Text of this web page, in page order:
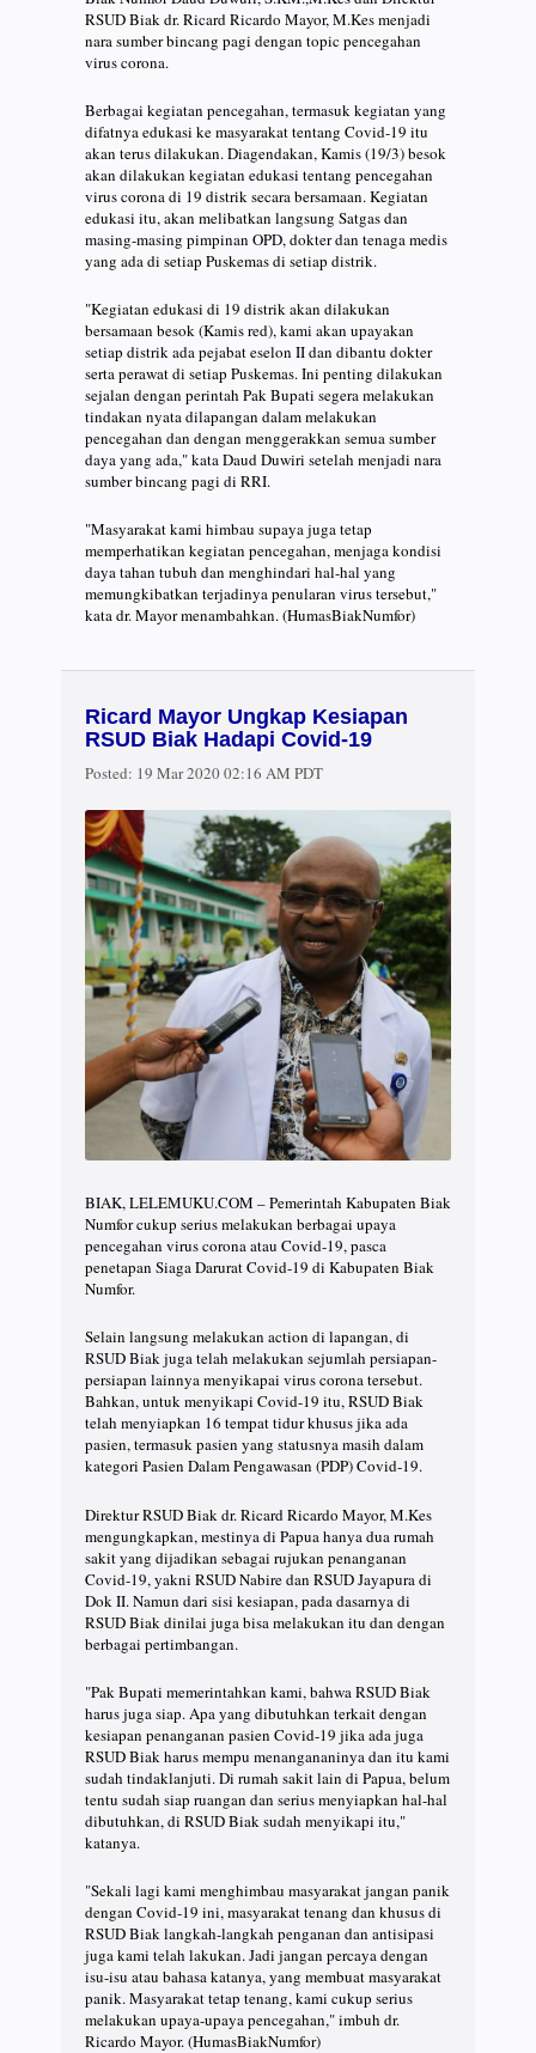
RSUD Biak dr. Ricard Ricardo Mayor, M.Kes menjadi
nara sumber bincang pagi dengan topic pencegahan
virus corona.
Berbagai kegiatan pencegahan, termasuk kegiatan yang
difatnya edukasi ke masyarakat tentang Covid-19 itu
akan terus dilakukan. Diagendakan, Kamis (19/3) besok
akan dilakukan kegiatan edukasi tentang pencegahan
virus corona di 19 distrik secara bersamaan. Kegiatan
edukasi itu, akan melibatkan langsung Satgas dan
masing-masing pimpinan OPD, dokter dan tenaga medis
yang ada di setiap Puskemas di setiap distrik.
"Kegiatan edukasi di 19 distrik akan dilakukan
bersamaan besok (Kamis red), kami akan upayakan
setiap distrik ada pejabat eselon II dan dibantu dokter
serta perawat di setiap Puskemas. Ini penting dilakukan
sejalan dengan perintah Pak Bupati segera melakukan
tindakan nyata dilapangan dalam melakukan
pencegahan dan dengan menggerakkan semua sumber
daya yang ada," kata Daud Duwiri setelah menjadi nara
sumber bincang pagi di RRI.
"Masyarakat kami himbau supaya juga tetap
memperhatikan kegiatan pencegahan, menjaga kondisi
daya tahan tubuh dan menghindari hal-hal yang
memungkibatkan terjadinya penularan virus tersebut,"
kata dr. Mayor menambahkan. (HumasBiakNumfor)
Ricard Mayor Ungkap Kesiapan
RSUD Biak Hadapi Covid-19
Posted: 19 Mar 2020 02:16 AM PDT
BIAK, LELEMUKU.COM – Pemerintah Kabupaten Biak
Numfor cukup serius melakukan berbagai upaya
pencegahan virus corona atau Covid-19, pasca
penetapan Siaga Darurat Covid-19 di Kabupaten Biak
Numfor.
Selain langsung melakukan action di lapangan, di
RSUD Biak juga telah melakukan sejumlah persiapan-
persiapan lainnya menyikapai virus corona tersebut.
Bahkan, untuk menyikapi Covid-19 itu, RSUD Biak
telah menyiapkan 16 tempat tidur khusus jika ada
pasien, termasuk pasien yang statusnya masih dalam
kategori Pasien Dalam Pengawasan (PDP) Covid-19.
Direktur RSUD Biak dr. Ricard Ricardo Mayor, M.Kes
mengungkapkan, mestinya di Papua hanya dua rumah
sakit yang dijadikan sebagai rujukan penanganan
Covid-19, yakni RSUD Nabire dan RSUD Jayapura di
Dok II. Namun dari sisi kesiapan, pada dasarnya di
RSUD Biak dinilai juga bisa melakukan itu dan dengan
berbagai pertimbangan.
"Pak Bupati memerintahkan kami, bahwa RSUD Biak
harus juga siap. Apa yang dibutuhkan terkait dengan
kesiapan penanganan pasien Covid-19 jika ada juga
RSUD Biak harus mempu menangananinya dan itu kami
sudah tindaklanjuti. Di rumah sakit lain di Papua, belum
tentu sudah siap ruangan dan serius menyiapkan hal-hal
dibutuhkan, di RSUD Biak sudah menyikapi itu,"
katanya.
"Sekali lagi kami menghimbau masyarakat jangan panik
dengan Covid-19 ini, masyarakat tenang dan khusus di
RSUD Biak langkah-langkah penganan dan antisipasi
juga kami telah lakukan. Jadi jangan percaya dengan
isu-isu atau bahasa katanya, yang membuat masyarakat
panik. Masyarakat tetap tenang, kami cukup serius
melakukan upaya-upaya pencegahan," imbuh dr.
Ricardo Mayor. (HumasBiakNumfor)